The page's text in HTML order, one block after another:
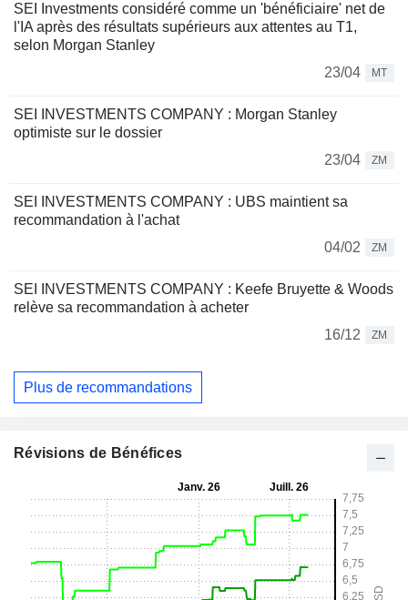
SEI Investments considéré comme un 'bénéficiaire' net de
l'IA après des résultats supérieurs aux attentes au T1,
selon Morgan Stanley
23/04
MT
SEI INVESTMENTS COMPANY : Morgan Stanley
optimiste sur le dossier
23/04
ZM
SEI INVESTMENTS COMPANY : UBS maintient sa
recommandation à l'achat
04/02
ZM
SEI INVESTMENTS COMPANY : Keefe Bruyette & Woods
relève sa recommandation à acheter
16/12
ZM
Plus de recommandations
Révisions de Bénéfices